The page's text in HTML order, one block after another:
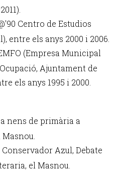
Centro de Estudios
entre els anys 2000 i 2006.
(Empresa Municipal
Ajuntament de
els anys 1995 i 2000.
nens de primària a
Azul, Debate
el Masnou.